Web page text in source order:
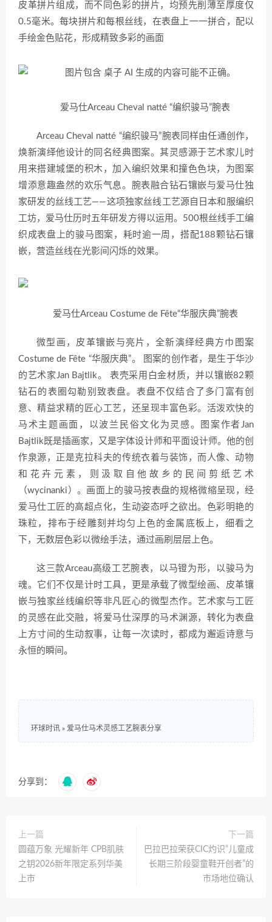
皮革拼片组成，而不同色彩的拼片，均预先削薄至厚度仅
0.5毫米。每块拼片和每根丝线，在表盘上一一拼合，配以
手绘金色贴花，形成精致多彩的画面
爱马仕Arceau Cheval natté “编织骏马”腕表
Arceau Cheval natté “编织骏马”腕表同样由任通创作，
焕新演绎他设计的同名经典图案。其灵感源于艺术家儿时
用来搭建城堡的积木，加入编织效果和撞色色块，为图案
增添意趣盎然的欢乐气息。腕表融合钻石镶嵌与爱马仕独
家研发的丝线工艺——这项独家丝线工艺源自日本和服编织
工坊，爱马仕历时五年研发方得以运用。500根丝线手工编
织成表盘上的骏马图案，耗时逾一周，搭配188颗钻石镶
嵌，营造丝线在光影间闪烁的效果。
爱马仕Arceau Costume de Fête“华服庆典”腕表
微型画，皮革镶嵌与亮片，全新演绎经典方巾图案
Costume de Fête “华服庆典”。 图案的创作者，是生于华沙
的艺术家Jan Bajtlik。 表壳采用白金材质，并以镶嵌82颗
钻石的表圈勾勒别致表盘。表盘不仅结合了多门富有创
意、精益求精的匠心工艺，还呈现丰富色彩。活泼欢快的
马术主题画面，以波兰民俗文化为灵感。图案作者Jan
Bajtlik既是插画家，又是字体设计师和平面设计师。他的创
作泉源，正是克拉科夫的传统衣着与装饰，而人像、动物
和花卉元素，则汲取自他故乡的民间剪纸艺术
（wycinanki）。画面上的骏马按表盘的规格微缩呈现，经
爱马仕工匠的高超点化，生动姿态呼之欲出。色彩明艳的
珠粒，排布于经雕刻并均匀上色的金属底板上，细看之
下，无数层色彩以微绘手法，通过画刷层层上色。
这三款Arceau高级工艺腕表，以马镫为形，以骏马为
魂。它们不仅是计时工具，更是承载了微型绘画、皮革镶
嵌与独家丝线编织等非凡匠心的微型杰作。艺术家与工匠
的灵感在此交融，将爱马仕深厚的马术渊源，转化为表盘
上方寸间的生动叙事，让每一次读时，都成为邂逅诗意与
永恒的瞬间。
环球时讯 » 爱马仕马术灵感工艺腕表分享
分享到：
上一篇
圆蕴万象 光耀新年 CPB肌肤
之钥2026新年限定系列华美
上市
下一篇
巴拉巴拉荣获CIC灼识“儿童成
长期三阶段婴童鞋开创者”的
市场地位确认